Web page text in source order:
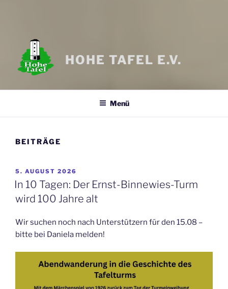
HOHE TAFEL E.V.
Menü
BEITRÄGE
VERÖFFENTLICHT
AM
5. AUGUST 2026
In 10 Tagen: Der Ernst-Binnewies-Turm
wird 100 Jahre alt
Wir suchen noch nach Unterstützern für den 15.08 –
bitte bei Daniela melden!